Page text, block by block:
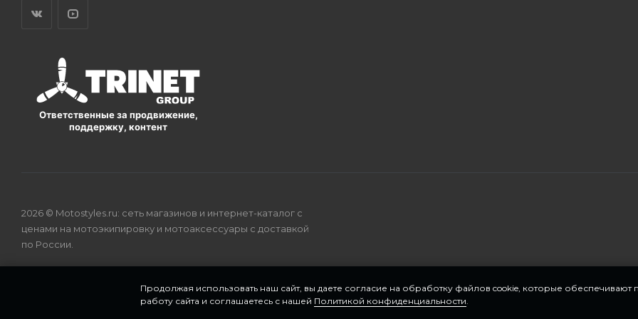
Ответственные за продвижение,
поддержку, контент
2026 © Motostyles.ru: сеть магазинов и интернет-каталог с
ценами на мотоэкипировку и мотоаксессуары с доставкой
по России.
Продолжая использовать наш сайт, вы даете согласие на обработку файлов cookie, которые обеспечивают
работу сайта и соглашаетесь с нашей Политикой конфиденциальности.